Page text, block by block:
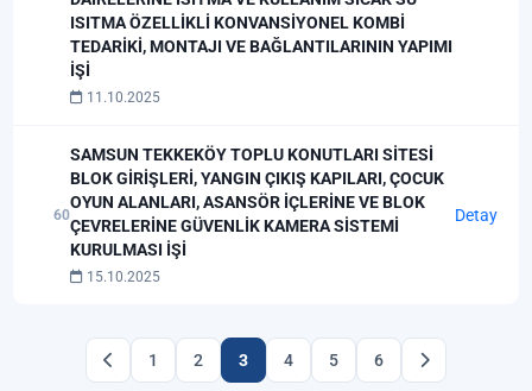
ISITMA ÖZELLİKLİ KONVANSİYONEL KOMBİ
TEDARİKİ, MONTAJI VE BAĞLANTILARININ YAPIMI
İŞİ
11.10.2025
60
SAMSUN TEKKEKÖY TOPLU KONUTLARI SİTESİ
BLOK GİRİŞLERİ, YANGIN ÇIKIŞ KAPILARI, ÇOCUK
OYUN ALANLARI, ASANSÖR İÇLERİNE VE BLOK
ÇEVRELERİNE GÜVENLİK KAMERA SİSTEMİ
KURULMASI İŞİ
15.10.2025
Detay
1 2 3 4 5 6